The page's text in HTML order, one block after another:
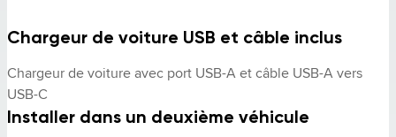
Chargeur de voiture USB et câble inclus
Chargeur de voiture avec port USB-A et câble USB-A vers
USB-C
Installer dans un deuxième véhicule